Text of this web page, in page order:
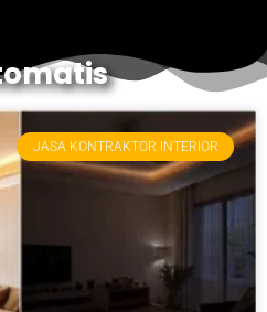
JASA KONTRAKTOR INTERIOR